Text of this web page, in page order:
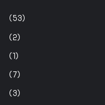
(53)
(2)
(1)
(7)
(3)